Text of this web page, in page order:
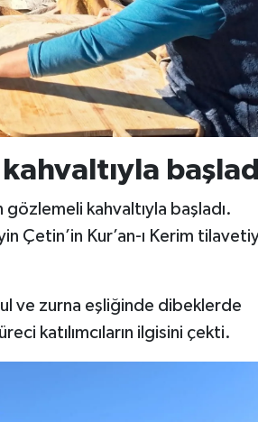
kahvaltıyla başladı.
Çetin’in Kur’an-ı Kerim
ve zurna eşliğinde dibeklerde
katılımcıların ilgisini çekti.